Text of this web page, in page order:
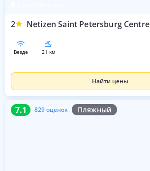
2 Netizen Saint Petersburg Centre
везде 21 км
Найти цены
7.1 829 оценок Пляжный
7.1 829 оценок